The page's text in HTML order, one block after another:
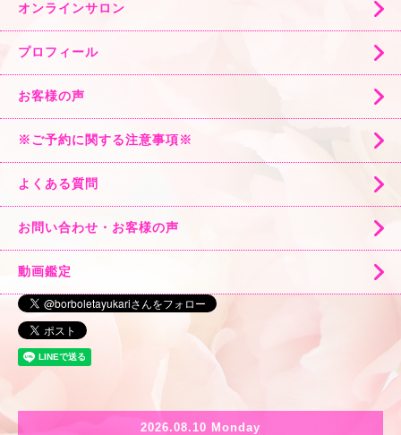
オンラインサロン
プロフィール
お客様の声
※ご予約に関する注意事項※
よくある質問
お問い合わせ・お客様の声
動画鑑定
2026.08.10 Monday